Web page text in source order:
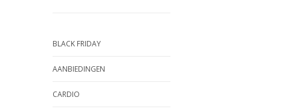
BLACK FRIDAY
AANBIEDINGEN
CARDIO